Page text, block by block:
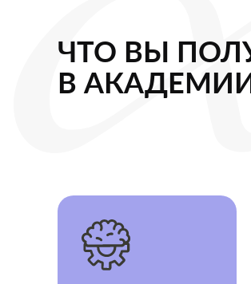
ЧТО ВЫ
В